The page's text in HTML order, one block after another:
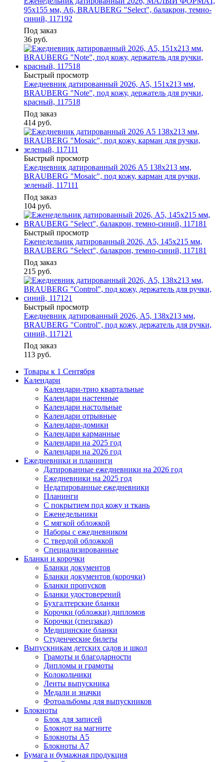
95х155 мм, А6, BRAUBERG "Select", балакрон, темно-
синий, 117192
Под заказ
36 руб.
Быстрый просмотр
Ежедневник датированный 2026, А5, 151х213 мм,
BRAUBERG "Note", под кожу, держатель для ручки,
красный, 117518
Под заказ
414 руб.
Быстрый просмотр
Ежедневник датированный 2026 А5 138x213 мм,
BRAUBERG "Mosaic", под кожу, карман для ручки,
зеленый, 117111
Под заказ
104 руб.
Быстрый просмотр
Еженедельник датированный 2026, А5, 145х215 мм,
BRAUBERG "Select", балакрон, темно-синий, 117181
Под заказ
215 руб.
Быстрый просмотр
Ежедневник датированный 2026, А5, 138x213 мм,
BRAUBERG "Control", под кожу, держатель для ручки,
синий, 117121
Под заказ
113 руб.
Товары к 1 Сентября
Календари
Календари-трио квартальные
Календари настенные
Календари настольные
Календари отрывные
Календари-домики
Календари карманные
Календари на 2025 год
Календари на 2026 год
Ежедневники и планинги
Датированные ежедневники на 2026 год
Ежедневники на 2025 год
Недатированные ежедневники
Планинги
С покрытием под кожу и ткань
Еженедельники
С мягкой обложкой
Наборы с ежедневником
С твердой обложкой
Специализированные
Бланки и корочки
Бланки документов
Бланки документов (корочки)
Бланки пропусков
Бланки удостоверений
Бухгалтерские бланки
Корочки (обложки) дипломов
Корочки (спецзаказ)
Медицинские бланки
Студенческие билеты
Выпускникам детских садов и школ
Грамоты и благодарности
Дипломы и грамоты
Колокольчики
Ленты выпускника
Медали и значки
Фотоальбомы для выпускников
Блокноты
Блок для записей
Блокнот на магните
Блокноты А5
Блокноты А7
Бумага и бумажная продукция